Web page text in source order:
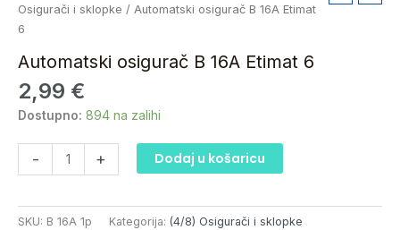
Osigurači i sklopke / Automatski osigurač B 16A Etimat
6
Automatski osigurač B 16A Etimat 6
2,99 €
Dostupno: 894 na zalihi
-
osigurač
B
Etimat
6
količina
+ Dodaj u košaricu
SKU: B 16A 1p Kategorija: (4/8) Osigurači i sklopke